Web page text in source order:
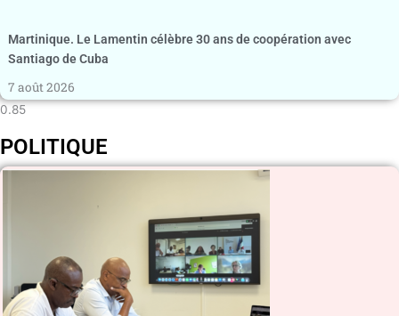
Martinique. Le Lamentin célèbre 30 ans de coopération avec
Santiago de Cuba
7 août 2026
POLITIQUE